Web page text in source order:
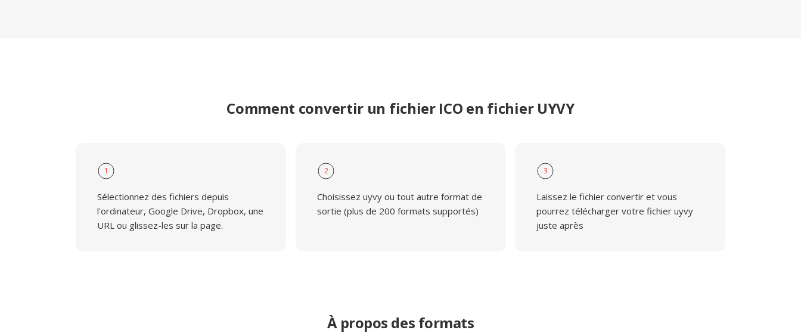
Comment convertir un fichier ICO en fichier UYVY
1
Sélectionnez des fichiers depuis
l'ordinateur, Google Drive, Dropbox, une
URL ou glissez-les sur la page.
2
Choisissez uyvy ou tout autre format de
sortie (plus de 200 formats supportés)
3
Laissez le fichier convertir et vous
pourrez télécharger votre fichier uyvy
juste après
À propos des formats